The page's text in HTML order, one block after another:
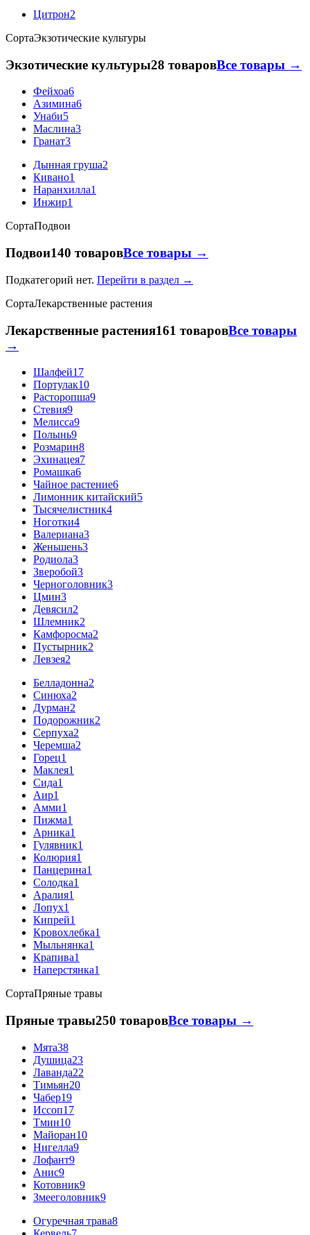
Цитрон2
СортаЭкзотические культуры
Экзотические культуры28 товаровВсе товары →
Фейхоа6
Азимина6
Унаби5
Маслина3
Гранат3
Дынная груша2
Кивано1
Наранхилла1
Инжир1
СортаПодвои
Подвои140 товаровВсе товары →
Подкатегорий нет. Перейти в раздел →
СортаЛекарственные растения
Лекарственные растения161 товаровВсе товары
→
Шалфей17
Портулак10
Расторопша9
Стевия9
Мелисса9
Полынь9
Розмарин8
Эхинацея7
Ромашка6
Чайное растение6
Лимонник китайский5
Тысячелистник4
Ноготки4
Валериана3
Женьшень3
Родиола3
Зверобой3
Черноголовник3
Цмин3
Девясил2
Шлемник2
Камфоросма2
Пустырник2
Левзея2
Белладонна2
Синюха2
Дурман2
Подорожник2
Серпуха2
Черемша2
Горец1
Маклея1
Сида1
Аир1
Амми1
Пижма1
Арника1
Гулявник1
Колюрия1
Панцерина1
Солодка1
Аралия1
Лопух1
Кипрей1
Кровохлебка1
Мыльнянка1
Крапива1
Наперстянка1
СортаПряные травы
Пряные травы250 товаровВсе товары →
Мята38
Душица23
Лаванда22
Тимьян20
Чабер19
Иссоп17
Тмин10
Майоран10
Нигелла9
Лофант9
Анис9
Котовник9
Змееголовник9
Огуречная трава8